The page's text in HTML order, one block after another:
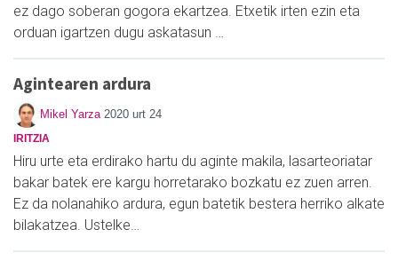
ez dago soberan gogora ekartzea. Etxetik irten ezin eta
orduan igartzen dugu askatasun …
Agintearen ardura
Mikel Yarza 2020 urt 24
IRITZIA
Hiru urte eta erdirako hartu du aginte makila, lasarteoriatar
bakar batek ere kargu horretarako bozkatu ez zuen arren.
Ez da nolanahiko ardura, egun batetik bestera herriko alkate
bilakatzea. Ustelke…